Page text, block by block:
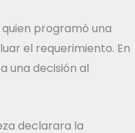
programó una
el requerimiento. En
una decisión al
declarara la